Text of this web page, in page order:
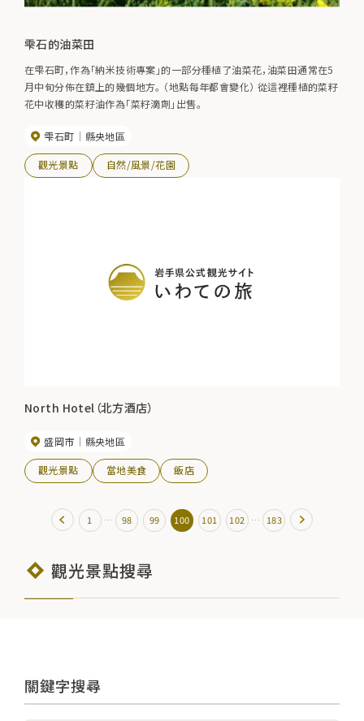
雫石的油菜田
在雫石町，作為「納米技術專案」的一部分種植了油菜花，油菜田通常在5
月中旬分佈在鎮上的幾個地方。 （地點每年都會變化） 從這裡種植的菜籽
花中收穫的菜籽油作為「菜籽滴劑」出售。
雫石町 縣央地區
觀光景點 自然/風景/花園
North Hotel（北方酒店）
盛岡市 縣央地區
觀光景點 當地美食 飯店
1 … 98 99 100 101 102 … 183
觀光景點搜尋
關鍵字搜尋